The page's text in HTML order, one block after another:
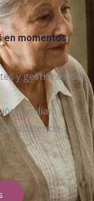
en momentos
y gestiones del
familiar
asistencia